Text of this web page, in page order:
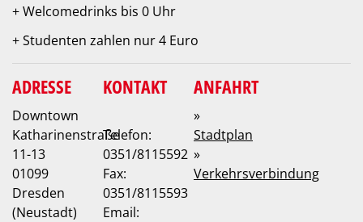
+ Welcomedrinks bis 0 Uhr
+ Studenten zahlen nur 4 Euro
ADRESSE
Downtown
Katharinenstraße
11-13
01099
Dresden
(Neustadt)
KONTAKT
Telefon:
0351/8115592
Fax:
0351/8115593
Email:
ANFAHRT
»
Stadtplan
»
Verkehrsverbindung